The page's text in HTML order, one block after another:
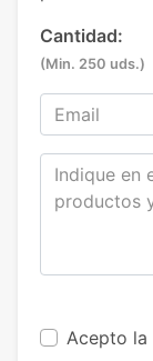
Cantidad:
(Min. 250 uds.)
Acepto la